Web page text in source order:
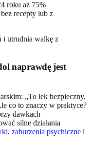
roku aż 75%
recepty lub z
i utrudnia walkę z
naprawdę jest
„To lek bezpieczny,
co to znaczy w praktyce?
dawkach
silne działania
, zaburzenia psychiczne i